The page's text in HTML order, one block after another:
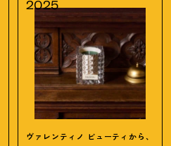
2025
ヴァレンティノ ビューティから、